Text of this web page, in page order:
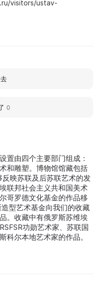
置由四个主要部门组成：
和雕塑。博物馆馆藏包括
映苏联及后苏联艺术的发
联邦社会主义共和国美术
哥罗德文化基金的作品移
型艺术基金向我们的收藏
。收藏中有俄罗斯苏维埃
功勋艺术家、苏联国
科尔本地艺术家的作品。
visitors/ustav-
0